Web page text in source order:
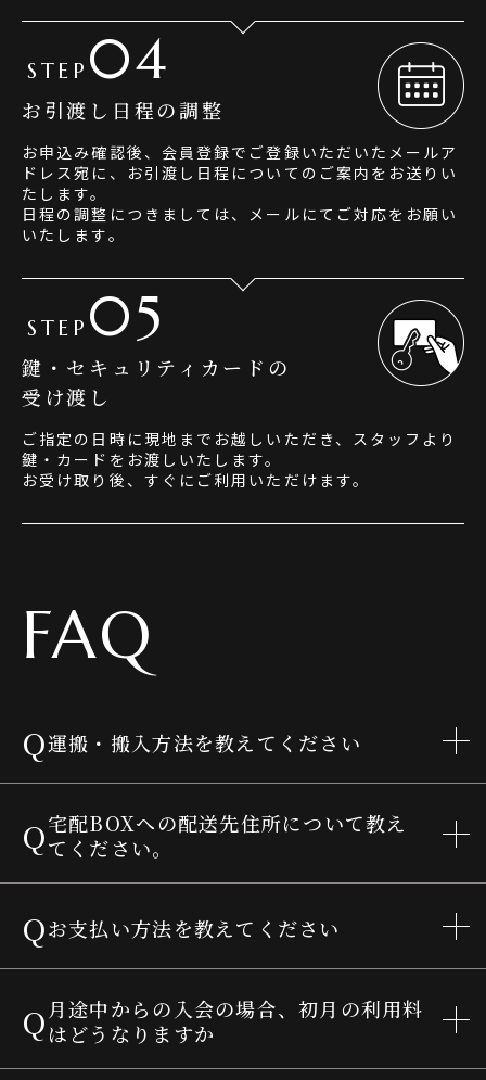
STEP 04
お引渡し日程の調整
お申込み確認後、会員登録でご登録いただいたメールア
ドレス宛に、お引渡し日程についてのご案内をお送りい
たします。
日程の調整につきましては、メールにてご対応をお願い
いたします。
STEP 05
鍵・セキュリティカードの
受け渡し
ご指定の日時に現地までお越しいただき、スタッフより
鍵・カードをお渡しいたします。
お受け取り後、すぐにご利用いただけます。
FAQ
Q運搬・搬入方法を教えてください
Q宅配BOXへの配送先住所について教え
てください。
Qお支払い方法を教えてください
Q月途中からの入会の場合、初月の利用料
はどうなりますか